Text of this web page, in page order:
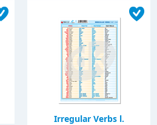
Irregular Verbs l.